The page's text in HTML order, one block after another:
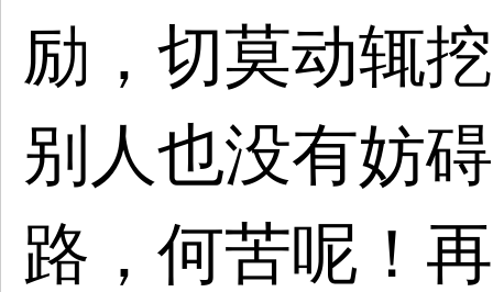
励，切莫动辄
别人也没有妨
路，何苦呢！